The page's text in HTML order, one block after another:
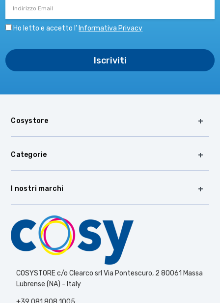
Ho letto e accetto l’ Informativa Privacy
Cosystore
Categorie
I nostri marchi
COSYSTORE c/o Clearco srl Via Pontescuro, 2 80061 Massa
Lubrense (NA) - Italy